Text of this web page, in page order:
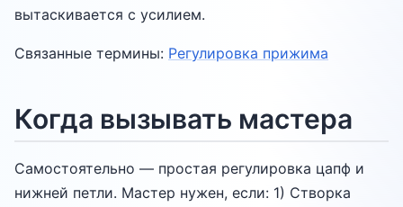
вытаскивается с усилием.
Связанные термины: Регулировка прижима
Когда вызывать мастера
Самостоятельно — простая регулировка цапф и
нижней петли. Мастер нужен, если: 1) Створка